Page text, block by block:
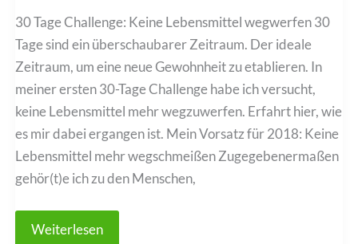
30 Tage Challenge: Keine Lebensmittel wegwerfen 30
Tage sind ein überschaubarer Zeitraum. Der ideale
Zeitraum, um eine neue Gewohnheit zu etablieren. In
meiner ersten 30-Tage Challenge habe ich versucht,
keine Lebensmittel mehr wegzuwerfen. Erfahrt hier, wie
es mir dabei ergangen ist. Mein Vorsatz für 2018: Keine
Lebensmittel mehr wegschmeißen Zugegebenermaßen
gehör(t)e ich zu den Menschen,
30
Weiterlesen